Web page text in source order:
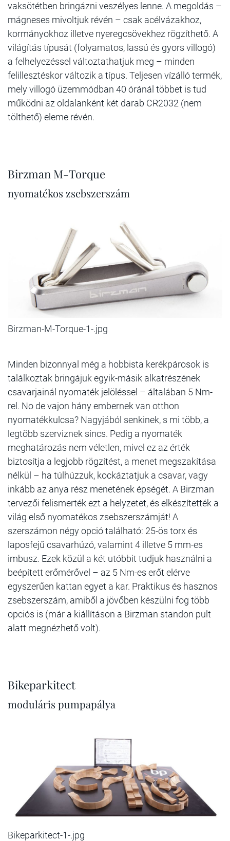
vaksötétben bringázni veszélyes lenne. A megoldás –
mágneses mivoltjuk révén – csak acélvázakhoz,
kormányokhoz illetve nyeregcsövekhez rögzíthető. A
világítás típusát (folyamatos, lassú és gyors villogó)
a felhelyezéssel változtathatjuk meg – minden
felillesztéskor változik a típus. Teljesen vízálló termék,
mely villogó üzemmódban 40 óránál többet is tud
működni az oldalanként két darab CR2032 (nem
tölthető) eleme révén.
Birzman M-Torque
nyomatékos zsebszerszám
Birzman-M-Torque-1-.jpg
Minden bizonnyal még a hobbista kerékpárosok is
találkoztak bringájuk egyik-másik alkatrészének
csavarjainál nyomaték jelöléssel – általában 5 Nm-
rel. No de vajon hány embernek van otthon
nyomatékkulcsa? Nagyjából senkinek, s mi több, a
legtöbb szerviznek sincs. Pedig a nyomaték
meghatározás nem véletlen, mivel ez az érték
biztosítja a legjobb rögzítést, a menet megszakítása
nélkül – ha túlhúzzuk, kockáztatjuk a csavar, vagy
inkább az anya rész menetének épségét. A Birzman
tervezői felismerték ezt a helyzetet, és elkészítették a
világ első nyomatékos zsebszerszámját! A
szerszámon négy opció található: 25-ös torx és
laposfejű csavarhúzó, valamint 4 illetve 5 mm-es
imbusz. Ezek közül a két utóbbit tudjuk használni a
beépített erőmérővel – az 5 Nm-es erőt elérve
egyszerűen kattan egyet a kar. Praktikus és hasznos
zsebszerszám, amiből a jövőben készülni fog több
opciós is (már a kiállításon a Birzman standon pult
alatt megnézhető volt).
Bikeparkitect
moduláris pumpapálya
Bikeparkitect-1-.jpg